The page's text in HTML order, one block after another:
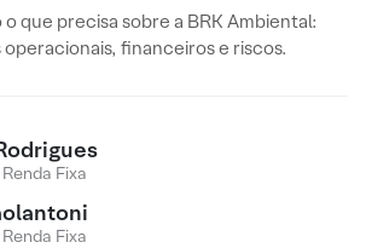
que precisa sobre a BRK Ambiental:
financeiros e riscos.
Fixa
Fixa